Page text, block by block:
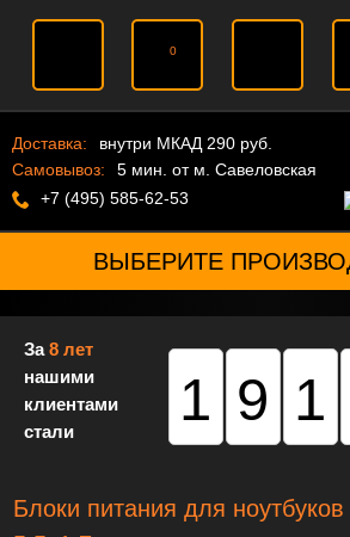
0
Доставка:
внутри МКАД 290 руб.
Самовывоз:
5 мин. от м. Савеловская
+7 (495) 585-62-53
ВЫБЕРИТЕ
За8 лет
нашими
клиентами
стали
Блоки питания для